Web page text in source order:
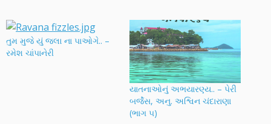
તુમ મુજે યું જલા ના પાઓગે.. –
રમેશ ચાંપાનેરી
યાતનાઓનું અભયારણ્ય.. – પેરી
બર્જેસ, અનુ. અશ્વિન ચંદારાણા
(ભાગ ૫)